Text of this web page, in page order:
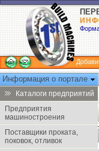
Информация о портале
Каталоги предприятий
Предприятия
машиностроения
Поставщики проката,
поковок, отливок